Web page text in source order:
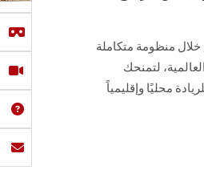
منظومة متكاملة
لتمنحك
محليًا وإقليمياً